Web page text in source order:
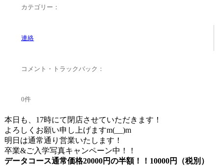
カテゴリー：
連絡
コメント・トラックバック：
0件
本日も、17時にて閉店させていただきます！
よろしくお願い申し上げますm(__)m
明日は通常通り営業いたします！
卒業&ご入学写真キャンペーン中！！
データコース通常価格20000円の半額！！10000円（税別）